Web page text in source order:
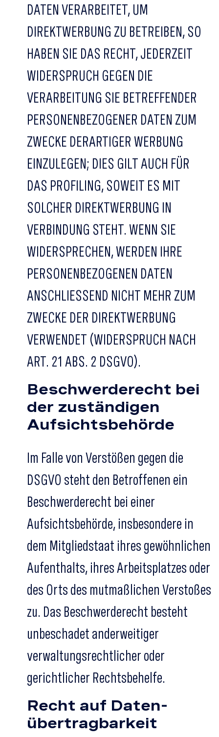
DATEN VERARBEITET, UM
DIREKTWERBUNG ZU BETREIBEN, SO
HABEN SIE DAS RECHT, JEDERZEIT
WIDERSPRUCH GEGEN DIE
VERARBEITUNG SIE BETREFFENDER
PERSONENBEZOGENER DATEN ZUM
ZWECKE DERARTIGER WERBUNG
EINZULEGEN; DIES GILT AUCH FÜR
DAS PROFILING, SOWEIT ES MIT
SOLCHER DIREKTWERBUNG IN
VERBINDUNG STEHT. WENN SIE
WIDERSPRECHEN, WERDEN IHRE
PERSONENBEZOGENEN DATEN
ANSCHLIESSEND NICHT MEHR ZUM
ZWECKE DER DIREKTWERBUNG
VERWENDET (WIDERSPRUCH NACH
ART. 21 ABS. 2 DSGVO).
Beschwerde­recht bei
der zuständigen
Aufsichts­behörde
Im Falle von Verstößen gegen die
DSGVO steht den Betroffenen ein
Beschwerderecht bei einer
Aufsichtsbehörde, insbesondere in
dem Mitgliedstaat ihres gewöhnlichen
Aufenthalts, ihres Arbeitsplatzes oder
des Orts des mutmaßlichen Verstoßes
zu. Das Beschwerderecht besteht
unbeschadet anderweitiger
verwaltungsrechtlicher oder
gerichtlicher Rechtsbehelfe.
Recht auf Daten­
übertrag­barkeit